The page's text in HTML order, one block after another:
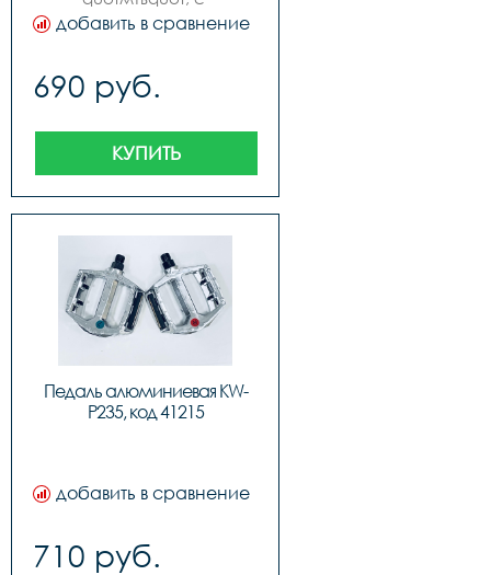
подшипниками, резьба
916quot, белая, с
добавить в сравнение
690 руб.
КУПИТЬ
Педаль алюминиевая KW-
P235, код 41215
добавить в сравнение
710 руб.